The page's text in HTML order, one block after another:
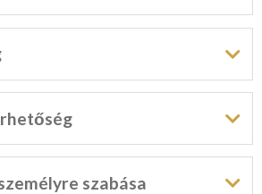
szabása